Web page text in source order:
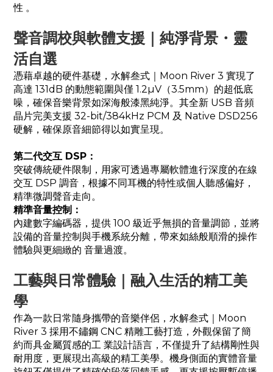
性 。
聲音調校與軟體支援｜純淨背景・靈
活自選
憑藉卓越的硬件基礎，水解叁式｜Moon River 3 實現了
高達 131dB 的動態範圍與僅 1.2µV（3.5mm）的超低底
噪，確保音樂背景如深海般漆黑純淨。其全新 USB 音頻
晶片完美支援 32-bit/384kHz PCM 及 Native DSD256
硬解，確保原音細節得以如實呈現。
第二代交互 DSP：
突破傳統硬件限制，用家可透過專屬軟體進行深度的在線
交互 DSP 調音，根據不同耳機的特性或個人聽感偏好，
精準微調聲音走向。
精準音量控制：
內建數字編碼器，提供 100 級近乎無損的音量調節，並將
設備的音量控制與手機系統分離，帶來如絲般順滑的操作
體驗與更細緻的 音量過渡。
工藝與日常體驗｜融入生活的精工美
學
作為一款日常隨身攜帶的音樂伴侶，水解叁式｜Moon
River 3 採用不鏽鋼 CNC 精雕工藝打造，外觀保留了簡
約而具金屬質感的工 業設計語言，不僅提升了結構剛性與
耐用度，更展現出高級的精工美學。機身側面的實體音量